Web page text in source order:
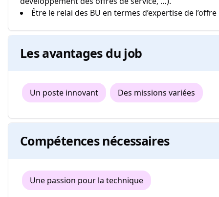
Être le relai des BU en termes d’expertise de l’offre
Les avantages du job
Un poste innovant Des missions variées
Compétences nécessaires
Une passion pour la technique